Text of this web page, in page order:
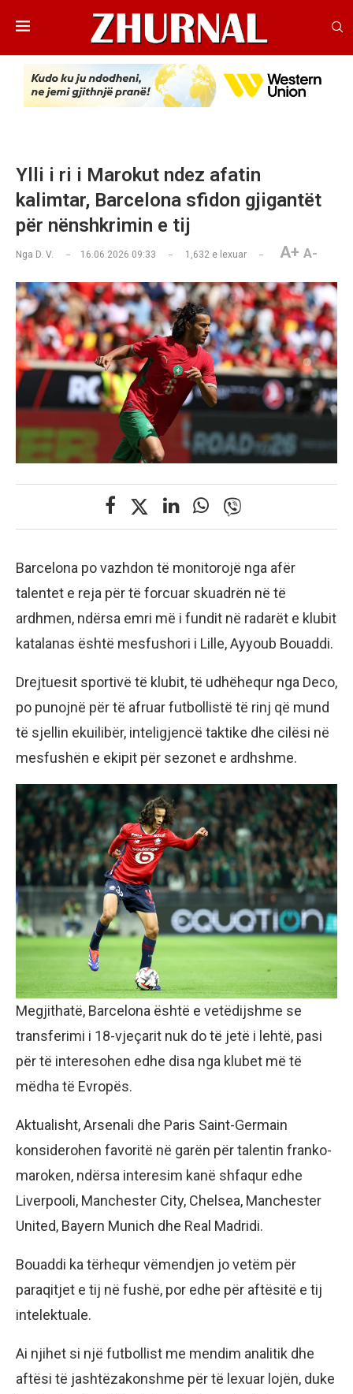
Ylli i ri i Marokut ndez afatin
kalimtar, Barcelona sfidon gjigantët
për nënshkrimin e tij
Nga D. V. 16.06.2026 09:33 1,632 e lexuar A+ A-
Barcelona po vazhdon të monitorojë nga afër
talentet e reja për të forcuar skuadrën në të
ardhmen, ndërsa emri më i fundit në radarët e klubit
katalanas është mesfushori i Lille, Ayyoub Bouaddi.
Drejtuesit sportivë të klubit, të udhëhequr nga Deco,
po punojnë për të afruar futbollistë të rinj që mund
të sjellin ekuilibër, inteligjencë taktike dhe cilësi në
mesfushën e ekipit për sezonet e ardhshme.
Megjithatë, Barcelona është e vetëdijshme se
transferimi i 18-vjeçarit nuk do të jetë i lehtë, pasi
për të interesohen edhe disa nga klubet më të
mëdha të Evropës.
Aktualisht, Arsenali dhe Paris Saint-Germain
konsiderohen favoritë në garën për talentin franko-
maroken, ndërsa interesim kanë shfaqur edhe
Liverpooli, Manchester City, Chelsea, Manchester
United, Bayern Munich dhe Real Madridi.
Bouaddi ka tërhequr vëmendjen jo vetëm për
paraqitjet e tij në fushë, por edhe për aftësitë e tij
intelektuale.
Ai njihet si një futbollist me mendim analitik dhe
aftësi të jashtëzakonshme për të lexuar lojën, duke